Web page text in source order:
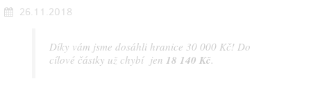
26.11.2018
Díky vám jsme dosáhli hranice 30 000 Kč! Do
cílové částky už chybí jen 18 140 Kč.